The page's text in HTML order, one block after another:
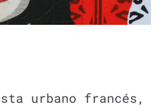
urbano francés,